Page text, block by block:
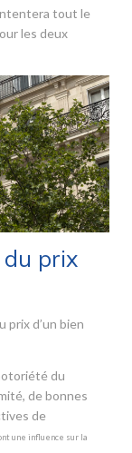
tout le
les deux
du prix
prix d’un bien
du
de bonnes
de
une influence sur la